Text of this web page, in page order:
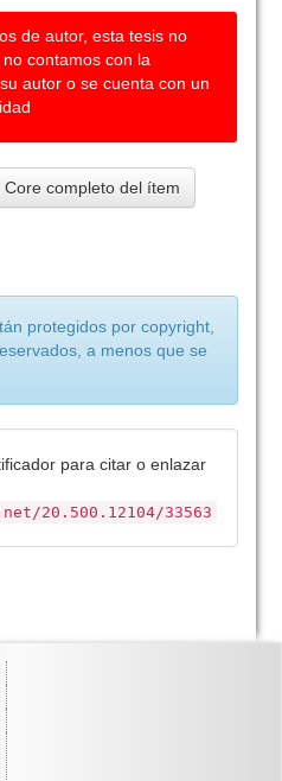
de autor, esta tesis no
contamos con la
autor o se cuenta con un
completo del ítem
protegidos por copyright,
a menos que se
para citar o enlazar
20.500.12104/33563